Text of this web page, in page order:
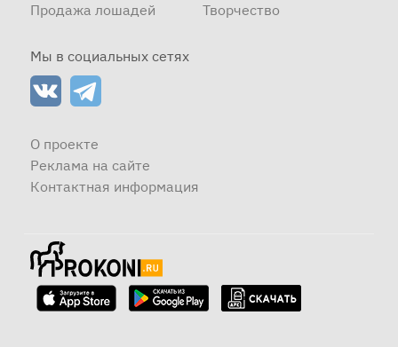
Продажа лошадей
Творчество
Мы в социальных сетях
О проекте
Реклама на сайте
Контактная информация